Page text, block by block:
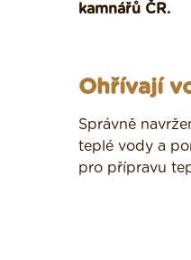
kamnářů ČR.
Ohřívají
Správně
teplé vody a
pro přípravu